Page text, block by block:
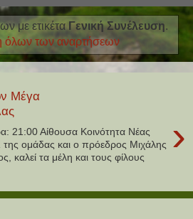
με ετικέτα Γενική Συνέλευση.
όλων των αναρτήσεων
Μέγα
›
21:00 Αίθουσα Κοινότητα Νέας
ομάδας και ο πρόεδρος Μιχάλης
καλεί τα μέλη και τους φίλους